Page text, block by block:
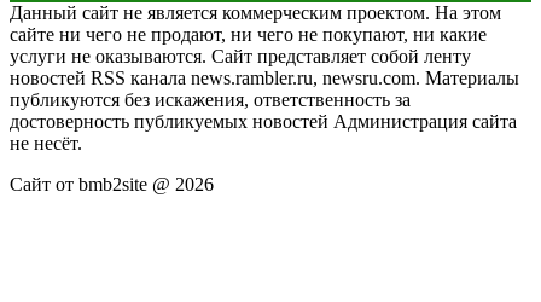
Данный сайт не является коммерческим проектом. На этом
сайте ни чего не продают, ни чего не покупают, ни какие
услуги не оказываются. Сайт представляет собой ленту
новостей RSS канала news.rambler.ru, newsru.com. Материалы
публикуются без искажения, ответственность за
достоверность публикуемых новостей Администрация сайта
не несёт.
Сайт от bmb2site @ 2026